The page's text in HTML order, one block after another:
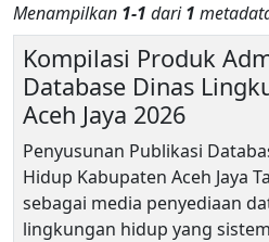
Menampilkan 1-1 dari1
Kompilasi Produk
Database Dinas
Aceh Jaya 2026
Penyusunan Publikasi
Hidup Kabupaten Aceh Jaya
sebagai media penyediaan
lingkungan hidup yang